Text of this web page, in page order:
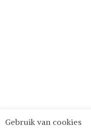
Gebruik van cookies